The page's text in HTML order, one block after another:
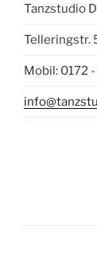
Tanzstudio
Telleringstr.
Mobil: 0172